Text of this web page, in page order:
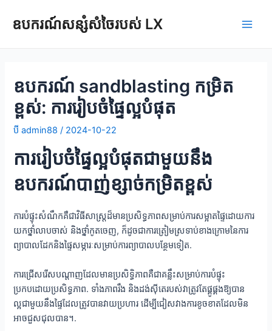
ឧបករណ៍សន្សំសំចៃរបស់ LX
ឧបករណ៍ sandblasting កម្រិត
ខ្ពស់: ការរៀបចំផ្ទៃល្អបំផុត
បីadmin88/ 2024-10-22
ការរៀបចំផ្ទៃល្អបំផុតជាមួយនឹង
ឧបករណ៍បាញ់ខ្សាច់កម្រិតខ្ពស់
ការ​បំផ្ទុះ​សំណឹក​គឺជា​វិធីសាស្ត្រ​ដ៏​មាន​ប្រសិទ្ធភាព​សម្រាប់​ការ​សម្អាត​ផ្ទៃ​ដោយ​ការ​
យក​ថ្នាំលាប​ចាស់ និង​ថ្នាំកូត​ចេញ, ក៏ដូចជាការត្រៀមស្រទាប់ខាងក្រោមនៃការ
ព្យាបាលដែកនិងផ្ទៃសម្ភារៈសម្រាប់ការព្យាបាលបន្ថែមទៀត.
ការជ្រើសរើសបណ្តាញដែលមានប្រសិទ្ធិភាពគឺជាគន្លឹះសម្រាប់ការបំផ្ទុះ
ប្រកបដោយប្រសិទ្ធភាព. ទាំងភាពរឹង និងដង់ស៊ីតេរបស់វាត្រូវតែផ្គូផ្គងឱ្យបាន
ល្អជាមួយនឹងផ្ទៃដែលត្រូវបានវាយប្រហារ ដើម្បីជៀសវាងការខូចខាតដែលមិន
អាចជួសជុលបាន។.